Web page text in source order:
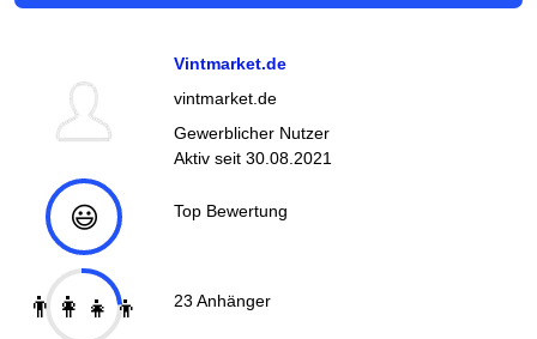
Vintmarket.de
vintmarket.de
Gewerblicher Nutzer
Aktiv seit 30.08.2021
😃 Top Bewertung
👨‍👩‍👧‍👦 23 Anhänger